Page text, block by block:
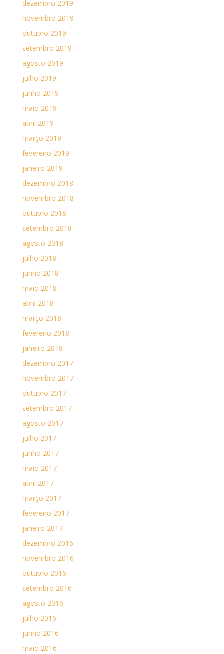
dezembro 2019
novembro 2019
outubro 2019
setembro 2019
agosto 2019
julho 2019
junho 2019
maio 2019
abril 2019
março 2019
fevereiro 2019
janeiro 2019
dezembro 2018
novembro 2018
outubro 2018
setembro 2018
agosto 2018
julho 2018
junho 2018
maio 2018
abril 2018
março 2018
fevereiro 2018
janeiro 2018
dezembro 2017
novembro 2017
outubro 2017
setembro 2017
agosto 2017
julho 2017
junho 2017
maio 2017
abril 2017
março 2017
fevereiro 2017
janeiro 2017
dezembro 2016
novembro 2016
outubro 2016
setembro 2016
agosto 2016
julho 2016
junho 2016
maio 2016